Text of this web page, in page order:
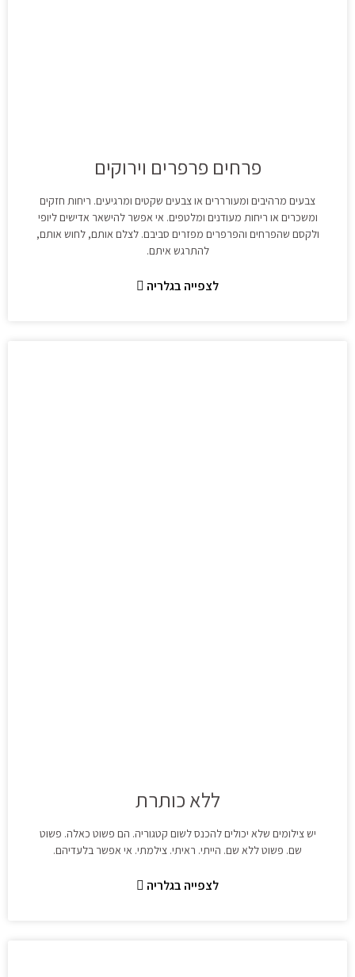
פרחים פרפרים וירוקים
צבעים מרהיבים ומעורררים או צבעים שקטים ומרגיעים. ריחות חזקים
ומשכרים או ריחות מעודנים ומלטפים. אי אפשר להישאר אדישים ליופי
ולקסם שהפרחים והפרפרים מפזרים סביבם. לצלם אותם, לחוש אותם,
להתרגש איתם.
לצפייה בגלריה
ללא כותרת
יש צילומים שלא יכולים להכנס לשום קטגוריה. הם פשוט כאלה. פשוט
שם. פשוט ללא שם. הייתי. ראיתי. צילמתי. אי אפשר בלעדיהם.
לצפייה בגלריה